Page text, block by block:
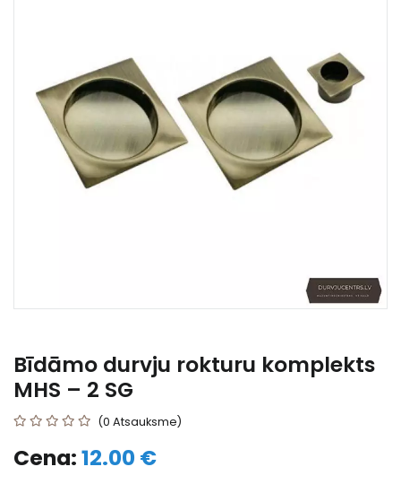
Bīdāmo durvju rokturu komplekts
MHS – 2 SG
(0 Atsauksme)
Cena:12.00 €